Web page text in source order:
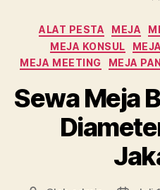
ALAT PESTA MEJA
MEJA KONSUL
MEJA MEETING
MEJA
Sewa Meja